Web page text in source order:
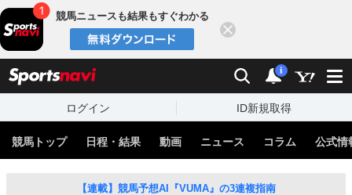
競馬ニュースも結果もすぐわかる
検索 通知
i
ログイン ID新規取得
競馬トップ 日程・結果 動画 ニュース コラム 公式情
【連載】競馬予想AI『VUMA』の3連複指南